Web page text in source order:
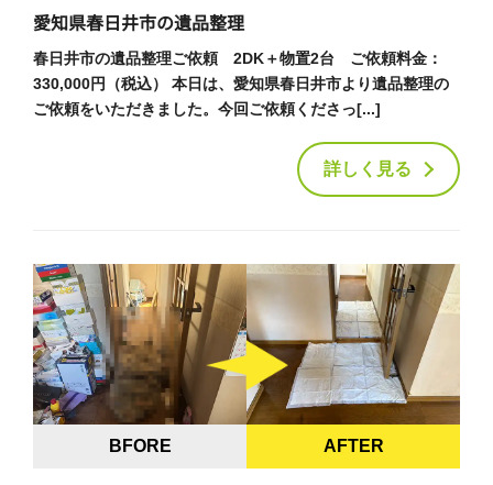
愛知県春日井市の遺品整理
春日井市の遺品整理ご依頼 2DK＋物置2台 ご依頼料金：
330,000円（税込） 本日は、愛知県春日井市より遺品整理の
ご依頼をいただきました。今回ご依頼くださっ[...]
詳しく見る
BFORE AFTER